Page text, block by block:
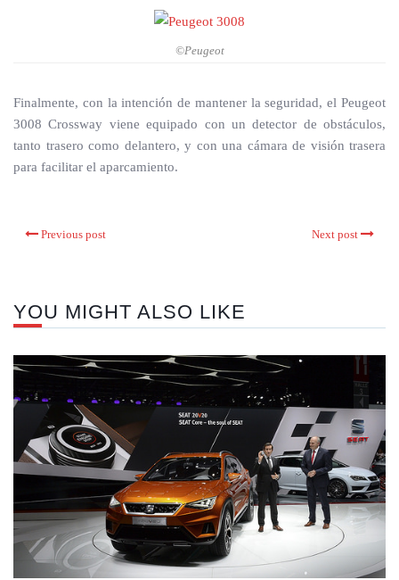
©Peugeot
Finalmente, con la intención de mantener la seguridad, el Peugeot
3008 Crossway viene equipado con un detector de obstáculos,
tanto trasero como delantero, y con una cámara de visión trasera
para facilitar el aparcamiento.
Previous post Next post
YOU MIGHT ALSO LIKE